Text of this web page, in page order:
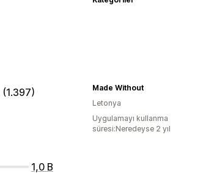
(1.397)
1,0 B
Made Without
Letonya
Uygulamayı kullanma
süresi:Neredeyse 2 yıl